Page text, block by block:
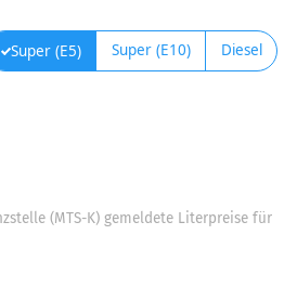
Super (E5) Super (E10) Diesel
(MTS-K) gemeldete Literpreise für